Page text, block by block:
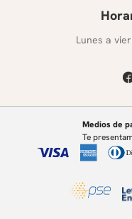
Lunes a
Medios de
Te